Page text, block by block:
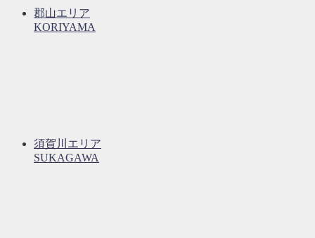
郡山エリア
KORIYAMA
須賀川エリア
SUKAGAWA